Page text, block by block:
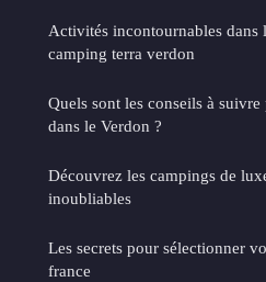
Activités incontournables dans
camping terra verdon
Quels sont les conseils à
dans le Verdon ?
Découvrez les campings de
inoubliables
Les secrets pour sélectionner
france